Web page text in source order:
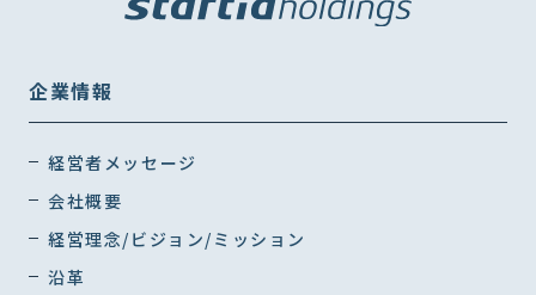
企業情報
経営者メッセージ
会社概要
経営理念/ビジョン/ミッション
沿革